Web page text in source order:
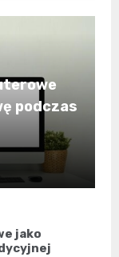
podczas
jako